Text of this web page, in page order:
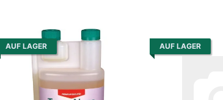
AUF LAGER AUF LAGER